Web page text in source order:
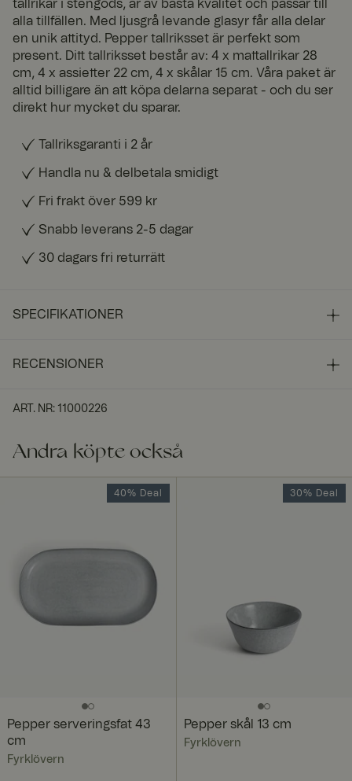
tallrikar i stengods, är av bästa kvalitet och passar till
alla tillfällen. Med ljusgrå levande glasyr får alla delar
en unik attityd. Pepper tallriksset är perfekt som
present. Ditt tallriksset består av: 4 x mattallrikar 28
cm, 4 x assietter 22 cm, 4 x skålar 15 cm. Våra paket är
alltid billigare än att köpa delarna separat - och du ser
direkt hur mycket du sparar.
Tallriksgaranti i 2 år
Handla nu & delbetala smidigt
Fri frakt över 599 kr
Snabb leverans 2-5 dagar
30 dagars fri returrätt
SPECIFIKATIONER
RECENSIONER
ART. NR: 11000226
Andra köpte också
40% Deal
Pepper serveringsfat 43
cm
Fyrklövern
30% Deal
Pepper skål 13 cm
Fyrklövern